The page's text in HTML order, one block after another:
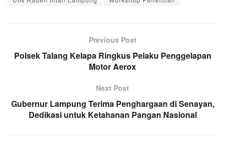
Previous Post
Polsek Talang Kelapa Ringkus Pelaku Penggelapan
Motor Aerox
Next Post
Gubernur Lampung Terima Penghargaan di Senayan,
Dedikasi untuk Ketahanan Pangan Nasional